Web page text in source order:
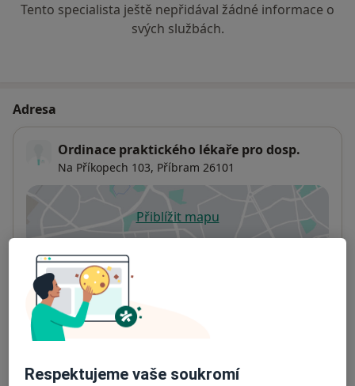
Tento specialista ještě nepřidával žádné informace o
svých službách.
Adresa
Ordinace praktického lékaře pro dosp.
Na Příkopech 103, Příbram 26101
Přiblížit mapuse otevře v nové záložce
Dostupnost
Na této adrese online kalendář není aktivní
Co mám v takové situaci udělat?
Způsoby platby (soukromé návštěvy)
Detaily
Respektujeme vaše soukromí